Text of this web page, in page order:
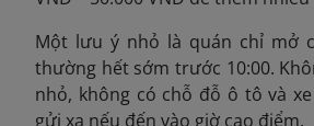
Một lưu ý nhỏ là quán chỉ mở
thường hết sớm trước 10:00.
nhỏ, không có chỗ đỗ ô tô và
gửi xa nếu đến vào giờ cao điểm.